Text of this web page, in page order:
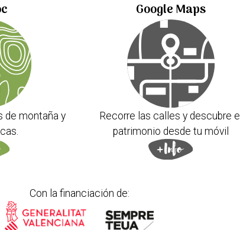
de montaña y
Google Maps
Recorre las calles y descubre el
patrimonio desde tu móvil
Con la financiación de: